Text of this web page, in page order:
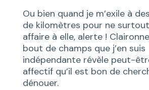
Ou bien quand je m’exile à
de kilomètres pour ne
affaire à elle, alerte !
bout de champs que j’en suis
indépendante révèle peut-
affectif qu’il est bon de
dénouer.